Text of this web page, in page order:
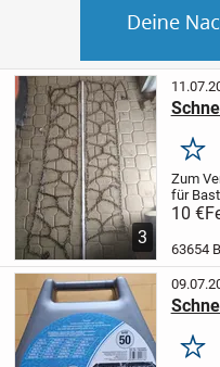
3
Zum
für
Euro
10 €
63654